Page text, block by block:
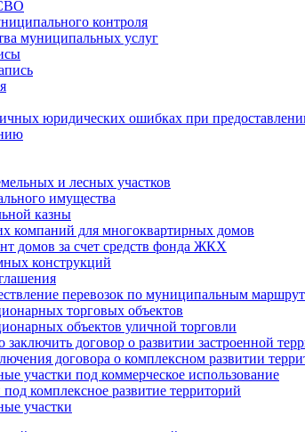
контроля
муниципальных услуг
юридических ошибках при
и лесных участков
имущества
казны
компаний для многоквартирных домов
домов за счет средств фонда ЖКХ
конструкций
перевозок по муниципальным
торговых объектов
объектов уличной торговли
договор о развитии застроенной
договора о комплексном развитии
участки под коммерческое использование
комплексное развитие территорий
участки